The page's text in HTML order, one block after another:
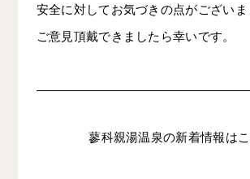
安全に対してお気づきの点がございま
ご意見頂戴できましたら幸いです。
蓼科親湯温泉の新着情報は